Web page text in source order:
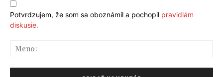
Potvrdzujem, že som sa oboznámil a pochopil pravidlám
diskusie.